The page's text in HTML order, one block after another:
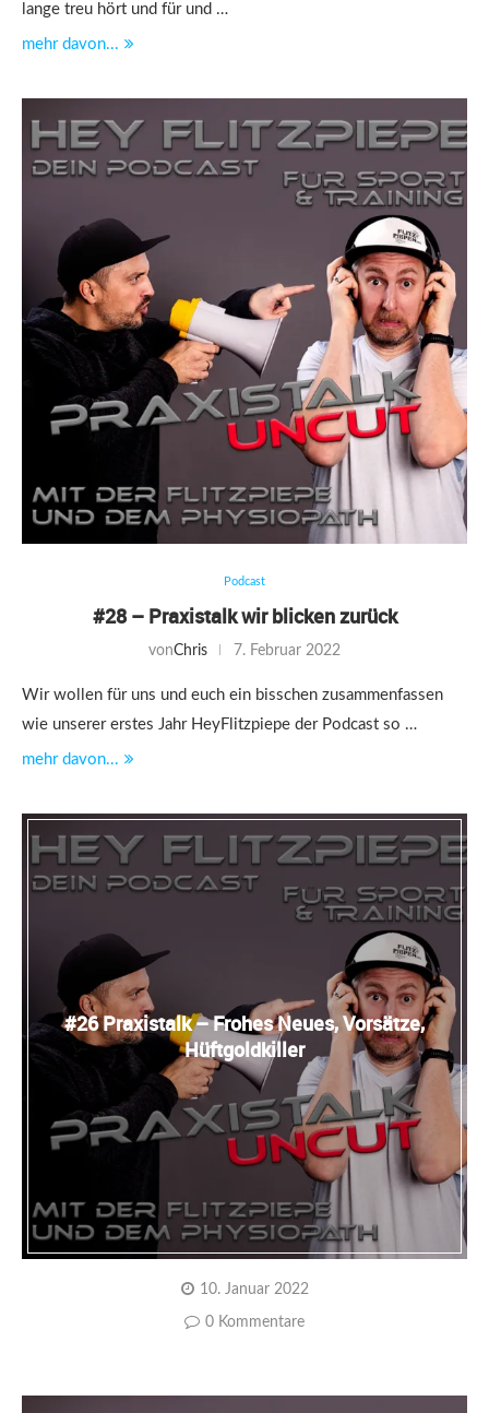
lange treu hört und für und …
mehr davon...
Podcast
#28 – Praxistalk wir blicken zurück
vonChris 7. Februar 2022
Wir wollen für uns und euch ein bisschen zusammenfassen
wie unserer erstes Jahr HeyFlitzpiepe der Podcast so …
mehr davon...
#26 Praxistalk – Frohes Neues, Vorsätze,
Hüftgoldkiller
10. Januar 2022
0 Kommentare